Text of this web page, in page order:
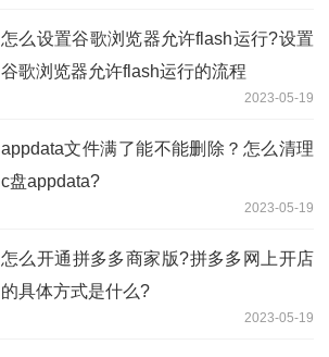
怎么设置谷歌浏览器允许flash运行?设置
谷歌浏览器允许flash运行的流程
2023-05-19
appdata文件满了能不能删除？怎么清理
c盘appdata?
2023-05-19
怎么开通拼多多商家版?拼多多网上开店
的具体方式是什么?
2023-05-19